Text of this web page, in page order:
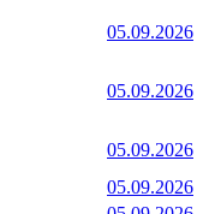
05.09.2026
05.09.2026
05.09.2026
05.09.2026